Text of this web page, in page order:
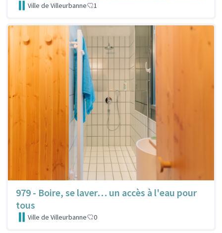
Ville de Villeurbanne 1
979 - Boire, se laver… un accès à l'eau pour
tous
Ville de Villeurbanne 0